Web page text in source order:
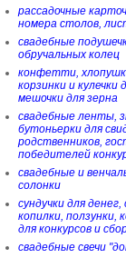
рассадочные
номера столов,
свадебные
обручальных колец
конфетти,
корзинки и кулечки
мешочки для зерна
свадебные ленты,
бутоньерки для
родственников,
победителей
свадебные и
солонки
сундучки для
копилки, ползунки,
для конкурсов и
свадебные свечи